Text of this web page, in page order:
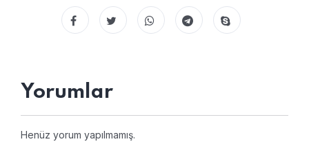
Yorumlar
Henüz yorum yapılmamış.